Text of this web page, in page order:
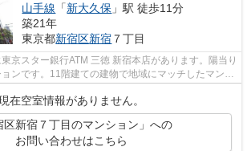
山手線 「新大久保 」駅 徒歩11分
築21年
東京都新宿区新宿 ７丁目
京スター銀行ATM 三徳 新宿本店があります。陽当り
ンです。11階建ての建物で地域にマッチしたマンシ
在空室情報がありません。
区新宿７丁目のマンション」への
お問い合わせはこちら